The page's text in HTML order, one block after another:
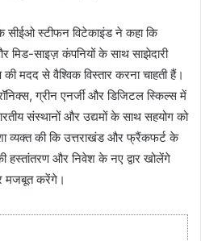
सीईओ स्टीफन विटेकाइंड ने कहा कि
मिड-साइज़ कंपनियों के साथ साझेदारी
मदद से वैश्विक विस्तार करना चाहती हैं।
ग्रीन एनर्जी और डिजिटल स्किल्स में
संस्थानों और उद्यमों के साथ सहयोग को
व्यक्त की कि उत्तराखंड और फ्रैंकफर्ट के
हस्तांतरण और निवेश के नए द्वार खोलेंगे
मजबूत करेंगे।